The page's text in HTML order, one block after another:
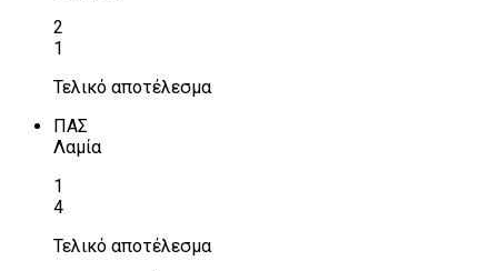
2
1
Τελικό αποτέλεσμα
ΠΑΣ
Λαμία
1
4
Τελικό αποτέλεσμα